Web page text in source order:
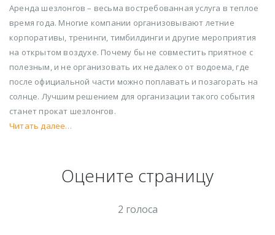
Аренда шезлонгов – весьма востребованная услуга в теплое
время года. Многие компании организовывают летние
корпоративы, тренинги, тимбилдинги и другие мероприятия
на открытом воздухе. Почему бы не совместить приятное с
полезным, и не организовать их недалеко от водоема, где
после официальной части можно поплавать и позагорать на
солнце. Лучшим решением для организации такого события
станет прокат шезлонгов.
Читать далее…
Оцените страницу
2 голоса